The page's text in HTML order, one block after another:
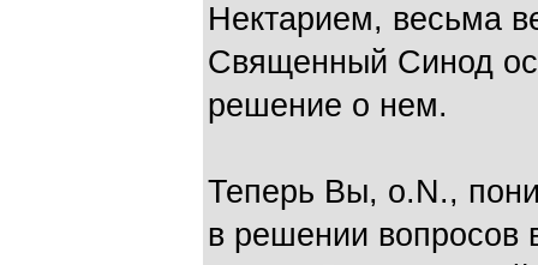
Нектарием, весьма
Священный Синод
решение о нем.
Теперь Вы, о.N.,
в решении вопросов